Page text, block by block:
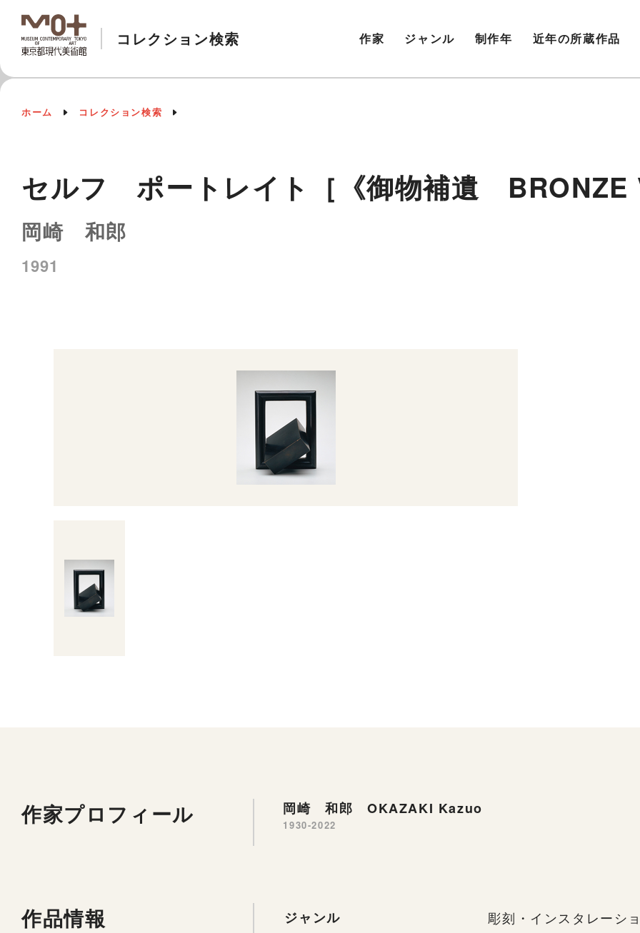
コレクション検索 作家 ジャンル 制作年 近年の所蔵作品
ホーム コレクション検索
セルフ ポートレイト［《御物補遺 BRONZE
岡崎 和郎
1991
作家プロフィール 岡崎 和郎 OKAZAKI Kazuo
1930-2022
作品情報 ジャンル
彫刻・インスタレーシ